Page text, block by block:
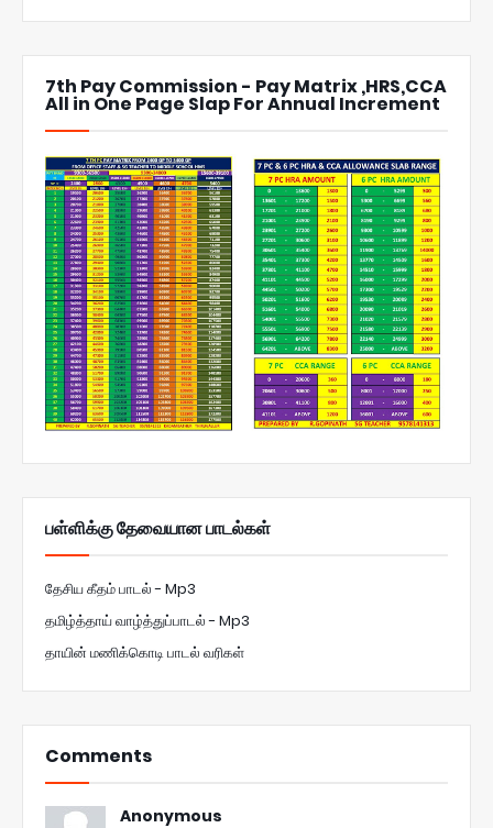
7th Pay Commission - Pay Matrix ,HRS,CCA
All in One Page Slap For Annual Increment
பள்ளிக்கு தேவையான பாடல்கள்
தேசிய கீதம் பாடல் - Mp3
தமிழ்த்தாய் வாழ்த்துப்பாடல் - Mp3
தாயின் மணிக்கொடி பாடல் வரிகள்
Comments
Anonymous